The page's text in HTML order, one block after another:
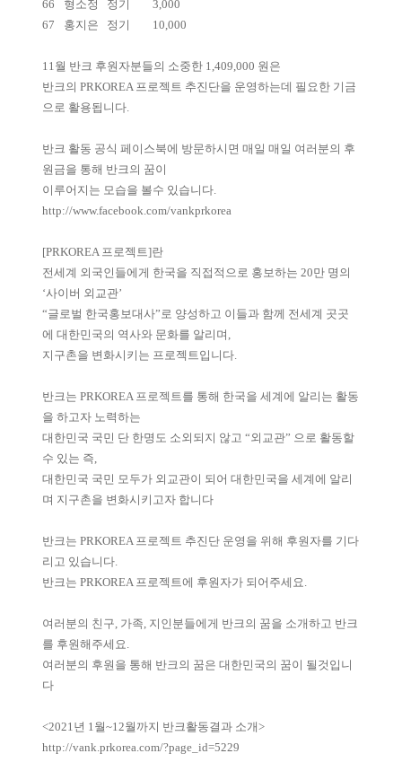
66
형소정 정기
3,000
67
홍지은 정기 10,000
11월 반크 후원자분들의 소중한 1,409,000 원은
반크의 PRKOREA 프로젝트 추진단을 운영하는데 필요한 기금
으로 활용됩니다.
반크 활동 공식 페이스북에 방문하시면 매일 매일 여러분의 후
원금을 통해 반크의 꿈이
이루어지는 모습을 볼수 있습니다.
http://www.facebook.com/vankprkorea
[PRKOREA 프로젝트]란
전세계 외국인들에게 한국을 직접적으로 홍보하는 20만 명의
‘사이버 외교관’
“글로벌 한국홍보대사”로 양성하고 이들과 함께 전세계 곳곳
에 대한민국의 역사와 문화를 알리며,
지구촌을 변화시키는 프로젝트입니다.
반크는 PRKOREA 프로젝트를 통해 한국을 세계에 알리는 활동
을 하고자 노력하는
대한민국 국민 단 한명도 소외되지 않고 “외교관” 으로 활동할
수 있는 즉,
대한민국 국민 모두가 외교관이 되어 대한민국을 세계에 알리
며 지구촌을 변화시키고자 합니다
반크는 PRKOREA 프로젝트 추진단 운영을 위해 후원자를 기다
리고 있습니다.
반크는 PRKOREA 프로젝트에 후원자가 되어주세요.
여러분의 친구, 가족, 지인분들에게 반크의 꿈을 소개하고 반크
를 후원해주세요.
여러분의 후원을 통해 반크의 꿈은 대한민국의 꿈이 될것입니
다
<2021년 1월~12월까지 반크활동결과 소개>
http://vank.prkorea.com/?page_id=5229